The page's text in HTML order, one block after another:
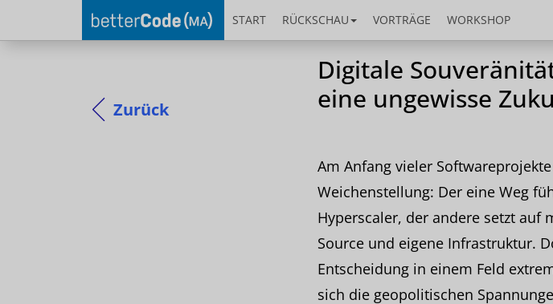
START RÜCKSCHAU VORTRÄGE WORKSHOP
Zurück
Digitale
eine ungewisse
Am Anfang vieler
Weichenstellung: Der eine Weg
Hyperscaler, der andere setzt auf
Source und eigene Infrastruktur.
Entscheidung in einem Feld
sich die geopolitischen